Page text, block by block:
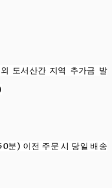
도서산간 지역 추가금 발
분) 이전 주문 시 당일 배송